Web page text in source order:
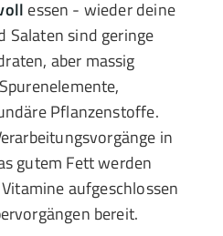
essen - wieder deine
Salaten sind geringe
aber massig
Pflanzenstoffe.
in
gutem Fett werden
aufgeschlossen
bereit.